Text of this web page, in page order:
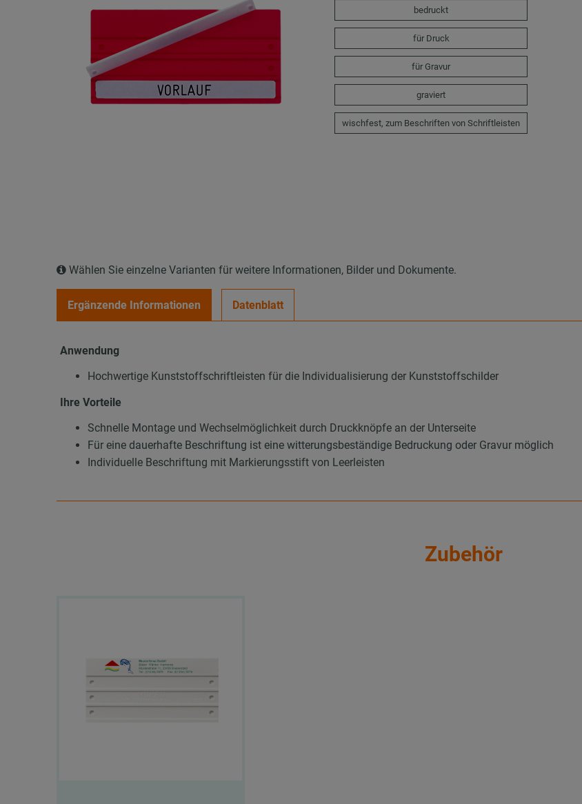
bedruckt
für Druck
für Gravur
graviert
wischfest, zum Beschriften von Schriftleisten
Wählen Sie einzelne Varianten für weitere Informationen, Bilder und Dokumente.
Ergänzende Informationen Datenblatt
Anwendung
Hochwertige Kunststoffschriftleisten für die Individualisierung der Kunststoffschilder
Ihre Vorteile
Schnelle Montage und Wechselmöglichkeit durch Druckknöpfe an der Unterseite
Für eine dauerhafte Beschriftung ist eine witterungsbeständige Bedruckung oder Gravur möglich
Individuelle Beschriftung mit Markierungsstift von Leerleisten
Zubehör